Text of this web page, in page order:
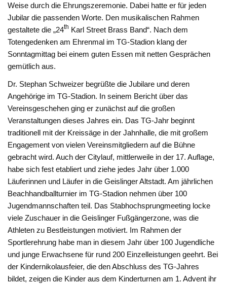
Weise durch die Ehrungszeremonie. Dabei hatte er für jeden
Jubilar die passenden Worte. Den musikalischen Rahmen
gestaltete die „24th Karl Street Brass Band“. Nach dem
Totengedenken am Ehrenmal im TG-Stadion klang der
Sonntagmittag bei einem guten Essen mit netten Gesprächen
gemütlich aus.
Dr. Stephan Schweizer begrüßte die Jubilare und deren
Angehörige im TG-Stadion. In seinem Bericht über das
Vereinsgeschehen ging er zunächst auf die großen
Veranstaltungen dieses Jahres ein. Das TG-Jahr beginnt
traditionell mit der Kreissäge in der Jahnhalle, die mit großem
Engagement von vielen Vereinsmitgliedern auf die Bühne
gebracht wird. Auch der Citylauf, mittlerweile in der 17. Auflage,
habe sich fest etabliert und ziehe jedes Jahr über 1.000
Läuferinnen und Läufer in die Geislinger Altstadt. Am jährlichen
Beachhandballturnier im TG-Stadion nehmen über 100
Jugendmannschaften teil. Das Stabhochsprungmeeting locke
viele Zuschauer in die Geislinger Fußgängerzone, was die
Athleten zu Bestleistungen motiviert. Im Rahmen der
Sportlerehrung habe man in diesem Jahr über 100 Jugendliche
und junge Erwachsene für rund 200 Einzelleistungen geehrt. Bei
der Kindernikolausfeier, die den Abschluss des TG-Jahres
bildet, zeigen die Kinder aus dem Kinderturnen am 1. Advent ihr